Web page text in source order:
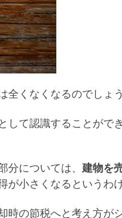
くなくなるのでしょ
て認識することがで
については、 建物を
が小さくなるというわけ
時の節税へと考え方が